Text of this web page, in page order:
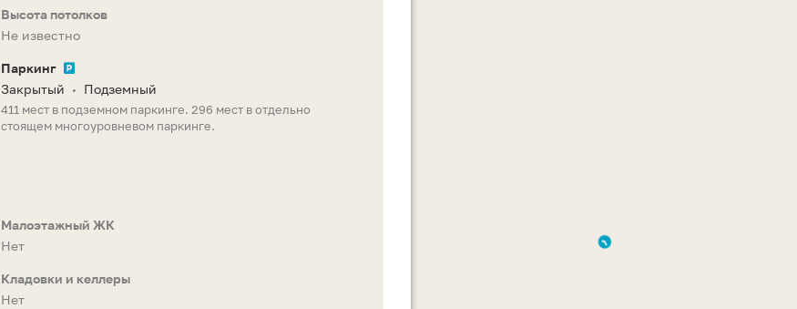
Высота потолков
Не известно
Паркинг
Закрытый
• Подземный
411 мест в подземном паркинге. 296 мест в отдельно
стоящем многоуровневом паркинге.
Малоэтажный ЖК
Нет
Кладовки и келлеры
Нет